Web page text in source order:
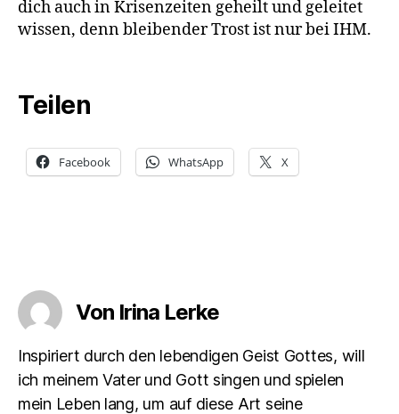
dich auch in Krisenzeiten geheilt und geleitet
wissen, denn bleibender Trost ist nur bei IHM.
Teilen
Facebook WhatsApp X
Von Irina Lerke
Inspiriert durch den lebendigen Geist Gottes, will
ich meinem Vater und Gott singen und spielen
mein Leben lang, um auf diese Art seine